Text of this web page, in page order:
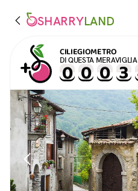
SHARRYLAND
CILIEGIOMETRO
DI QUESTA MERAVIGLIA